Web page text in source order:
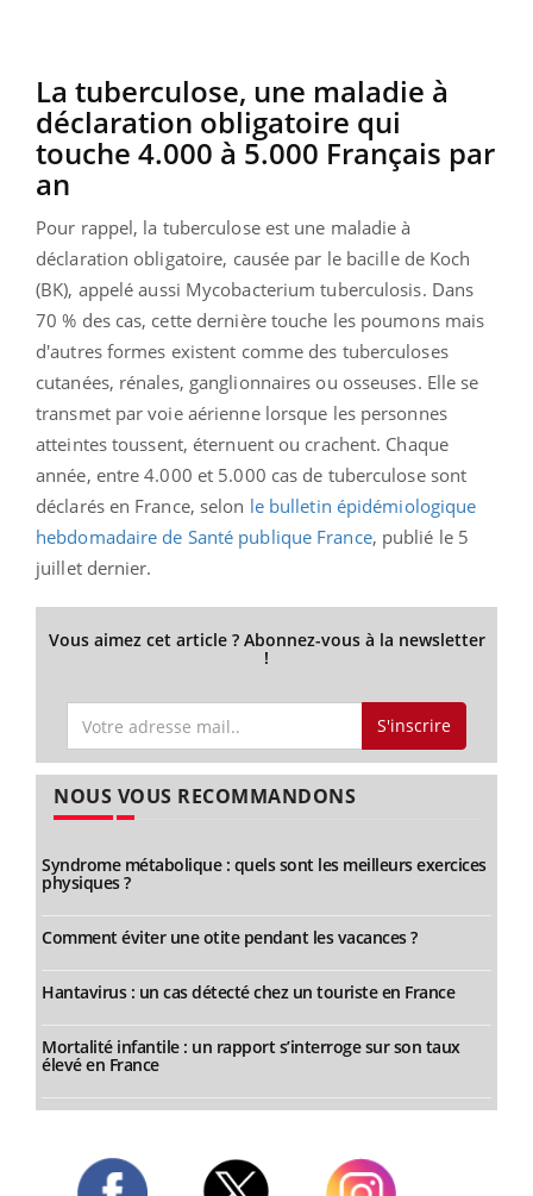
La tuberculose, une maladie à
déclaration obligatoire qui
touche 4.000 à 5.000 Français par
an
Pour rappel, la tuberculose est une maladie à
déclaration obligatoire, causée par le bacille de Koch
(BK), appelé aussi Mycobacterium tuberculosis. Dans
70 % des cas, cette dernière touche les poumons mais
d'autres formes existent comme des tuberculoses
cutanées, rénales, ganglionnaires ou osseuses. Elle se
transmet par voie aérienne lorsque les personnes
atteintes toussent, éternuent ou crachent. Chaque
année, entre 4.000 et 5.000 cas de tuberculose sont
déclarés en France, selon le bulletin épidémiologique
hebdomadaire de Santé publique France, publié le 5
juillet dernier.
Vous aimez cet article ? Abonnez-vous à la newsletter
!
S'inscrire
NOUS VOUS RECOMMANDONS
Syndrome métabolique : quels sont les meilleurs exercices
physiques ?
Comment éviter une otite pendant les vacances ?
Hantavirus : un cas détecté chez un touriste en France
Mortalité infantile : un rapport s’interroge sur son taux
élevé en France